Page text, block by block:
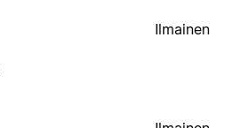
Ilmainen